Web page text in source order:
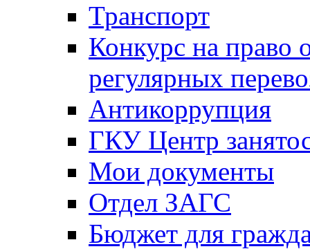
Транспорт
Конкурс на право
регулярных
Антикоррупция
ГКУ Центр
Мои документы
Отдел ЗАГС
Бюджет для